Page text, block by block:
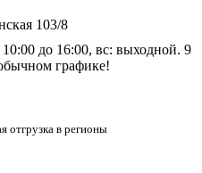
103/8
до 16:00, вс: выходной. 9
графике!
отгрузка в регионы